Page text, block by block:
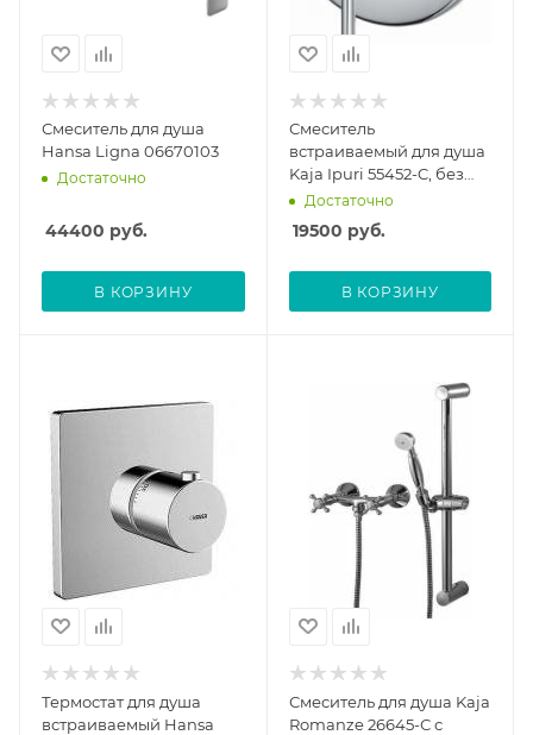
Смеситель для душа
Hansa Ligna 06670103
Достаточно
44400 руб.
В КОРЗИНУ
Смеситель
встраиваемый для душа
Kaja Ipuri 55452-C, без
скрытой части
Достаточно
19500 руб.
В КОРЗИНУ
Термостат для душа
встраиваемый Hansa
Смеситель для душа Kaja
Romanze 26645-С с